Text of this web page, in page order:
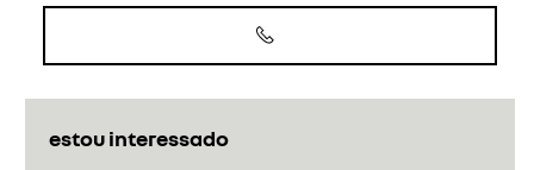
estou interessado